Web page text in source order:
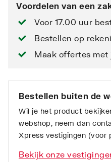
Voordelen van een
Voor 17.00 uur
Bestellen op
Maak offertes met
Bestellen buiten de
Wil je het product
webshop, neem dan
Xpress vestigingen (voor
Bekijk onze